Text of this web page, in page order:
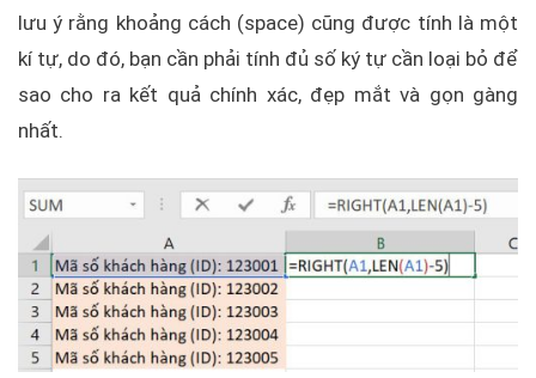
lưu ý rằng khoảng cách (space) cũng được tính là một
kí tự, do đó, bạn cần phải tính đủ số ký tự cần loại bỏ để
sao cho ra kết quả chính xác, đẹp mắt và gọn gàng
nhất.